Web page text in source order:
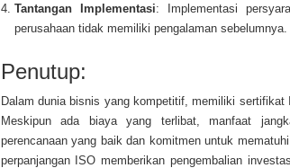
Tantangan Implementasi: Implementasi
perusahaan tidak memiliki pengalaman sebelumnya.
Penutup:
Dalam dunia bisnis yang kompetitif, memiliki
Meskipun ada biaya yang terlibat, manfaat
perencanaan yang baik dan komitmen untuk
perpanjangan ISO memberikan pengembalian